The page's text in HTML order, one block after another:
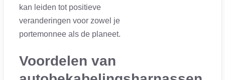
kan leiden tot positieve
veranderingen voor zowel je
portemonnee als de planeet.
Voordelen van